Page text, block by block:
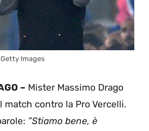
Images
– Mister Massimo Drago
match contro la Pro Vercelli.
”Stiamo bene, è